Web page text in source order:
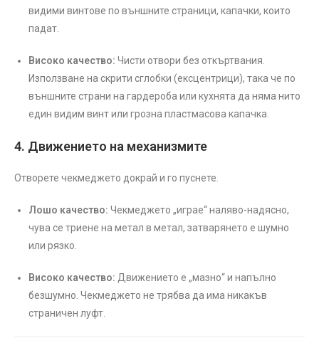
видими винтове по външните страници, капачки, които
падат.
Високо качество: Чисти отвори без откъртвания.
Използване на скрити сглобки (ексцентрици), така че по
външните страни на гардероба или кухнята да няма нито
един видим винт или грозна пластмасова капачка.
4. Движението на механизмите
Отворете чекмеджето докрай и го пуснете.
Лошо качество: Чекмеджето „играе“ наляво-надясно,
чува се триене на метал в метал, затварянето е шумно
или рязко.
Високо качество: Движението е „мазно“ и напълно
безшумно. Чекмеджето не трябва да има никакъв
страничен луфт.